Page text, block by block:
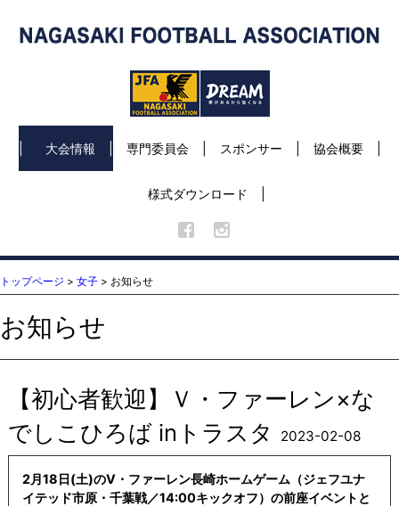
大会情報 専門委員会 スポンサー 協会概要
様式ダウンロード
トップページ > 女子 > お知らせ
お知らせ
【初心者歓迎】Ｖ・ファーレン×な
でしこひろば inトラスタ
2023-02-08
2月18日(土)のV・ファーレン長崎ホームゲーム（ジェフユナ
イテッド市原・千葉戦／14:00キックオフ）の前座イベントと